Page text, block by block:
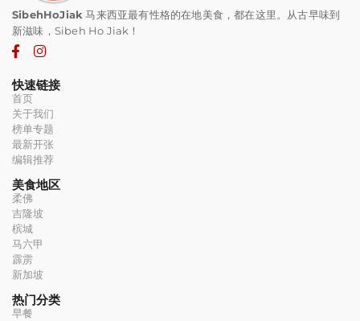
SibehHoJiak 马来西亚最有性格的在地美食，都在这里。从古早味到
新滋味，Sibeh Ho Jiak！
快速链接
首页
关于我们
榜单专题
最新开张
编辑推荐
美食地区
柔佛
吉隆坡
槟城
马六甲
霹雳
新加坡
热门分类
早餐